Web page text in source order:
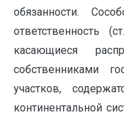
обязанности.
ответственность
касающиеся
собственниками
участков,
континентальной